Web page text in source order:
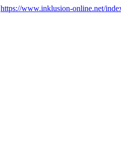
https://www.inklusion-online.net/